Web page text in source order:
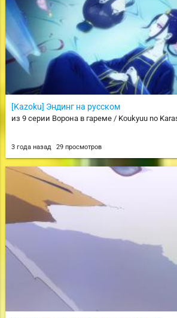
[Kazoku] Эндинг на русском
из 9 серии Ворона в гареме / Koukyuu no
3 года назад 29 просмотров